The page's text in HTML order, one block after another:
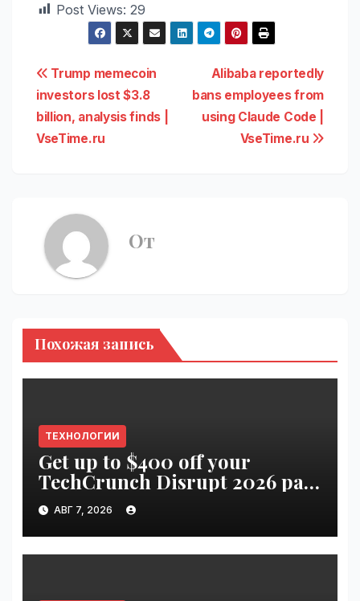
Post Views: 29
Навигация
по
записям
Alibaba reportedly
bans employees from
using Claude Code |
VseTime.ru
Trump memecoin
investors lost $3.8
billion, analysis finds |
VseTime.ru
От
Похожая запись
ТЕХНОЛОГИИ
Get up to $400 off your
TechCrunch Disrupt 2026 pass
until tomorrow | VseTime.ru
АВГ 7, 2026